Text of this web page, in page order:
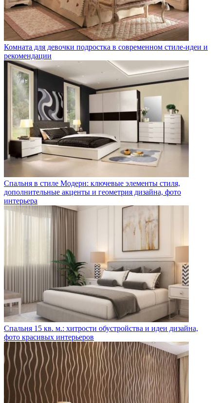
Комната для девочки подростка в современном стиле-идеи и
рекомендации
Спальня в стиле Модерн: ключевые элементы стиля,
дополнительные акценты и геометрия дизайна, фото
интерьера
Спальня 15 кв. м.: хитрости обустройства и идеи дизайна,
фото красивых интерьеров